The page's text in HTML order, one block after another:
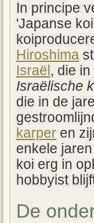
In principe
'Japanse
Hiroshima
Israël , die
Israëlische
die in de
karper en
enkele
koi erg in
hobbyist
De